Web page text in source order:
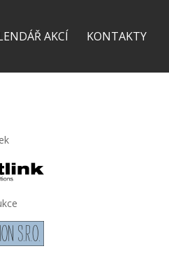
AKCÍ KONTAKTY